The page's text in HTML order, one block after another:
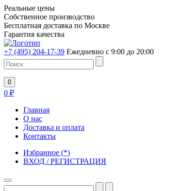
Реальные цены
Собственное производство
Бесплатная доставка по Москве
Гарантия качества
+7 (495) 204-17-39 Ежедневно с 9:00 до 20:00
0
0 ₽
Главная
О нас
Доставка и оплата
Контакты
Избранное (*)
ВХОД / РЕГИСТРАЦИЯ